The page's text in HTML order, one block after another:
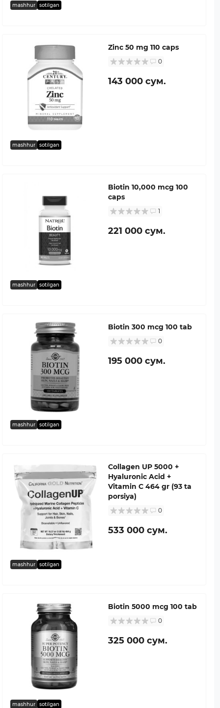
mashhur sotilgan
mashhur sotilgan
Zinc 50 mg 110 caps
0
143 000 сум.
mashhur sotilgan
Biotin 10,000 mcg 100
caps
1
221 000 сум.
mashhur sotilgan
Biotin 300 mcg 100 tab
0
195 000 сум.
mashhur sotilgan
Collagen UP 5000 +
Hyaluronic Acid +
Vitamin C 464 gr (93 ta
porsiya)
0
533 000 сум.
mashhur sotilgan
Biotin 5000 mcg 100 tab
0
325 000 сум.